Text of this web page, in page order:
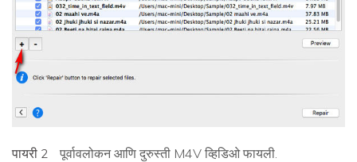
पायरी 2 पूर्वावलोकन आणि दुरुस्ती M4V व्हिडिओ फायली.